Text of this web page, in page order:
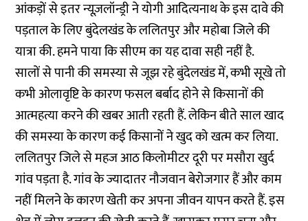
आंकड़ों से इतर न्यूज़लॉन्ड्री ने योगी आदित्यनाथ के इस दावे की
पड़ताल के लिए बुंदेलखंड के ललितपुर और महोबा जिले की
यात्रा की. हमने पाया कि सीएम का यह दावा सही नहीं है.
सालों से पानी की समस्या से जूझ रहे बुंदेलखंड में, कभी सूखे तो
कभी ओलावृष्टि के कारण फसल बर्बाद होने से किसानों की
आत्महत्या करने की खबर आती रहती हैं. लेकिन बीते साल खाद
की समस्या के कारण कई किसानों ने खुद को खत्म कर लिया.
ललितपुर जिले से महज आठ किलोमीटर दूरी पर मसौरा खुर्द
गांव पड़ता है. गांव के ज्यादातर नौजवान बेरोजगार हैं और काम
नहीं मिलने के कारण खेती कर अपना जीवन यापन करते हैं. इस